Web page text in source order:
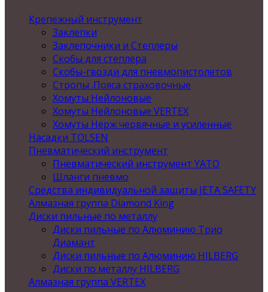
Крепежный инструмент
Заклепки
Заклепочники и Степлеры
Скобы для степлера
Скобы-гвозди для пневмопистолетов
Стропы .Пояса страховочные
Хомуты Нейлоновые
Хомуты Нейлоновые VERTEX
Хомуты Нерж червячные и усиленные
Насадки TOLSEN
Пневматический инструмент
Пневматический инструмент YATO
Шланги пневмо
Средства индивидуальной защиты JETA SAFETY
Алмазная группа Diamond King
Диски пильные по металлу
Диски пильные по Алюминию Трио
Диамант
Диски пильные по Алюминию HILBERG
Диски по металлу HILBERG
Алмазная группа VERTEX